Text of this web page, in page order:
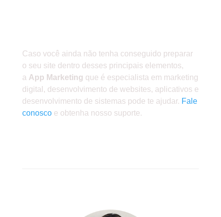
Caso você ainda não tenha conseguido preparar
o seu site dentro desses principais elementos,
a App Marketing que é especialista em marketing
digital, desenvolvimento de websites, aplicativos e
desenvolvimento de sistemas pode te ajudar. Fale
conoscoe obtenha nosso suporte.